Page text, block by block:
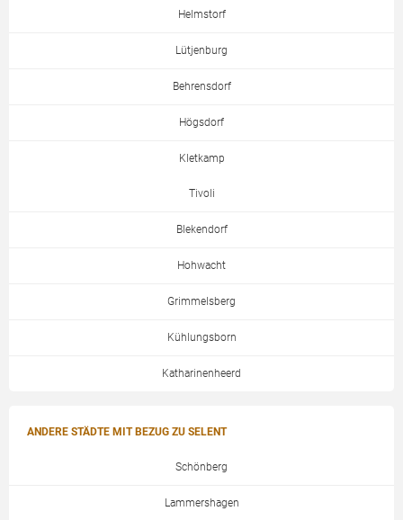
Helmstorf
Lütjenburg
Behrensdorf
Högsdorf
Kletkamp
Tivoli
Blekendorf
Hohwacht
Grimmelsberg
Kühlungsborn
Katharinenheerd
ANDERE STÄDTE MIT BEZUG ZU SELENT
Schönberg
Lammershagen